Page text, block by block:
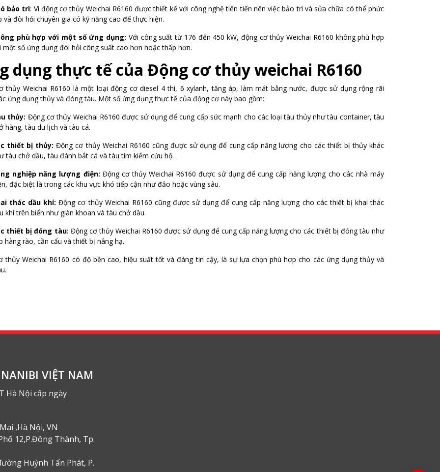
bảo trì: Vì động cơ thủy Weichai R6160 được thiết kế với công nghệ tiên tiến nên việc bảo trì và sửa chữa có thể phức
và đòi hỏi chuyên gia có kỹ năng cao để thực hiện.
phù hợp với một số ứng dụng: Với công suất từ 176 đến 450 kW, động cơ thủy Weichai R6160 không phù hợp
một số ứng dụng đòi hỏi công suất cao hơn hoặc thấp hơn.
dụng thực tế của Động cơ thủy weichai R6160
thủy Weichai R6160 là một loại động cơ diesel 4 thì, 6 xylanh, tăng áp, làm mát bằng nước, được sử dụng rộng rãi
ứng dụng thủy và đóng tàu. Một số ứng dụng thực tế của động cơ này bao gồm:
thủy: Động cơ thủy Weichai R6160 được sử dụng để cung cấp sức mạnh cho các loại tàu thủy như tàu container, tàu
hàng, tàu du lịch và tàu cá.
thiết bị thủy: Động cơ thủy Weichai R6160 cũng được sử dụng để cung cấp năng lượng cho các thiết bị thủy khác
tàu chở dầu, tàu đánh bắt cá và tàu tìm kiếm cứu hộ.
nghiệp năng lượng điện: Động cơ thủy Weichai R6160 được sử dụng để cung cấp năng lượng cho các nhà máy
đặc biệt là trong các khu vực khó tiếp cận như đảo hoặc vùng sâu.
thác dầu khí: Động cơ thủy Weichai R6160 cũng được sử dụng để cung cấp năng lượng cho các thiết bị khai thác
khí trên biển như giàn khoan và tàu chở dầu.
thiết bị đóng tàu: Động cơ thủy Weichai R6160 được sử dụng để cung cấp năng lượng cho các thiết bị đóng tàu như
hàng rào, cần cẩu và thiết bị nâng hạ.
thủy Weichai R6160 có độ bền cao, hiệu suất tốt và đáng tin cậy, là sự lựa chọn phù hợp cho các ứng dụng thủy và
VIỆT NAM
Hà Nội cấp ngày
,Hà Nội, VN
12,P.Đông Thành, Tp.
Huỳnh Tấn Phát, P.